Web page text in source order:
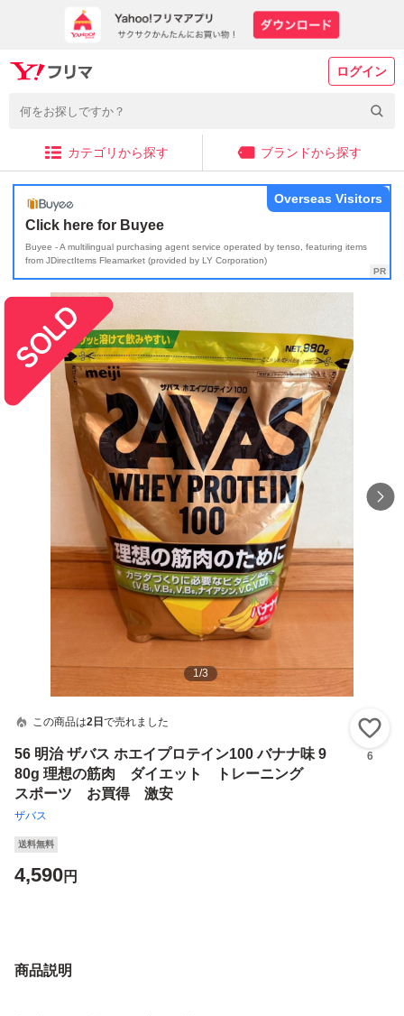
ログイン
カテゴリから探す ブランドから探す
Click here for Buyee
Buyee - A multilingual purchasing agent service operated by tenso, featuring items
from JDirectItems Fleamarket (provided by LY Corporation)
Overseas Visitors
1/3
この商品は2日 で売れました
56 明治 ザバス ホエイプロテイン100 バナナ味 9
80g 理想の筋肉 ダイエット トレーニング
スポーツ お買得 激安
ザバス
6
送料無料
4,590円
商品説明